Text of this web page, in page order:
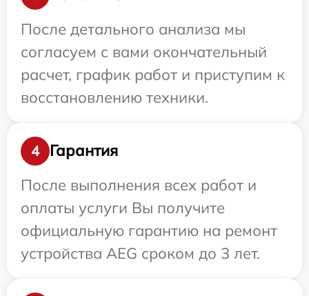
После детального анализа мы
согласуем с вами окончательный
расчет, график работ и приступим к
восстановлению техники.
4
Гарантия
После выполнения всех работ и
оплаты услуги Вы получите
официальную гарантию на ремонт
устройства AEG сроком до 3 лет.